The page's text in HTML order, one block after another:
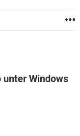
unter Windows